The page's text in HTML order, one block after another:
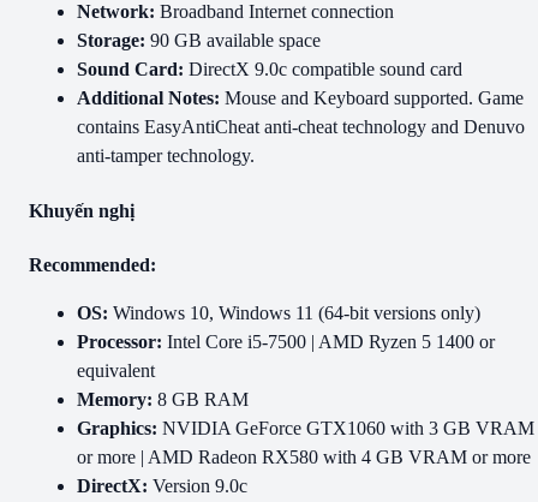
Network: Broadband Internet connection
Storage: 90 GB available space
Sound Card: DirectX 9.0c compatible sound card
Additional Notes: Mouse and Keyboard supported. Game
contains EasyAntiCheat anti-cheat technology and Denuvo
anti-tamper technology.
Khuyến nghị
Recommended:
OS: Windows 10, Windows 11 (64-bit versions only)
Processor: Intel Core i5-7500 | AMD Ryzen 5 1400 or
equivalent
Memory: 8 GB RAM
Graphics: NVIDIA GeForce GTX1060 with 3 GB VRAM
or more | AMD Radeon RX580 with 4 GB VRAM or more
DirectX: Version 9.0c